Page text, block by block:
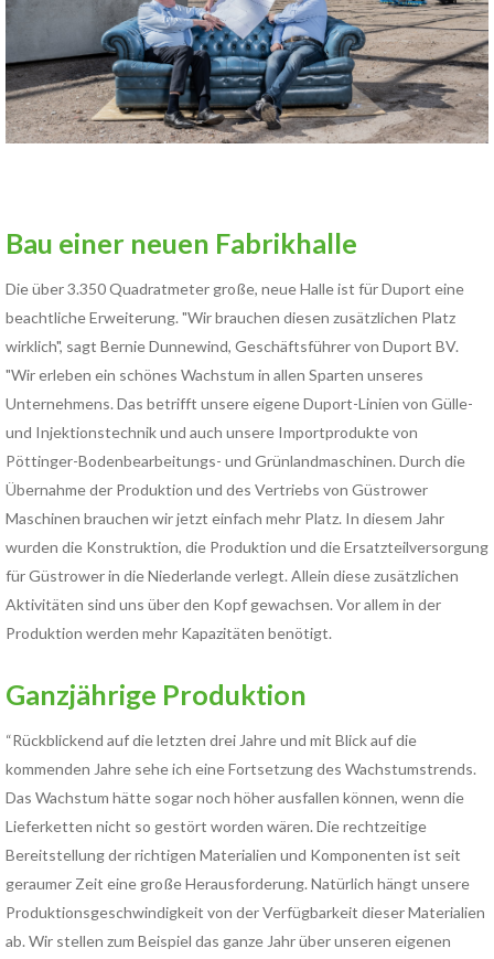
Bau einer neuen Fabrikhalle
Die über 3.350 Quadratmeter große, neue Halle ist für Duport eine
beachtliche Erweiterung. "Wir brauchen diesen zusätzlichen Platz
wirklich", sagt Bernie Dunnewind, Geschäftsführer von Duport BV.
"Wir erleben ein schönes Wachstum in allen Sparten unseres
Unternehmens. Das betrifft unsere eigene Duport-Linien von Gülle-
und Injektionstechnik und auch unsere Importprodukte von
Pöttinger-Bodenbearbeitungs- und Grünlandmaschinen. Durch die
Übernahme der Produktion und des Vertriebs von Güstrower
Maschinen brauchen wir jetzt einfach mehr Platz. In diesem Jahr
wurden die Konstruktion, die Produktion und die Ersatzteilversorgung
für Güstrower in die Niederlande verlegt. Allein diese zusätzlichen
Aktivitäten sind uns über den Kopf gewachsen. Vor allem in der
Produktion werden mehr Kapazitäten benötigt.
Ganzjährige Produktion
“Rückblickend auf die letzten drei Jahre und mit Blick auf die
kommenden Jahre sehe ich eine Fortsetzung des Wachstumstrends.
Das Wachstum hätte sogar noch höher ausfallen können, wenn die
Lieferketten nicht so gestört worden wären. Die rechtzeitige
Bereitstellung der richtigen Materialien und Komponenten ist seit
geraumer Zeit eine große Herausforderung. Natürlich hängt unsere
Produktionsgeschwindigkeit von der Verfügbarkeit dieser Materialien
ab. Wir stellen zum Beispiel das ganze Jahr über unseren eigenen